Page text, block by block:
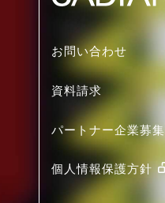
お問い合わせ
資料請求
パートナー企業募集
個人情報保護方針